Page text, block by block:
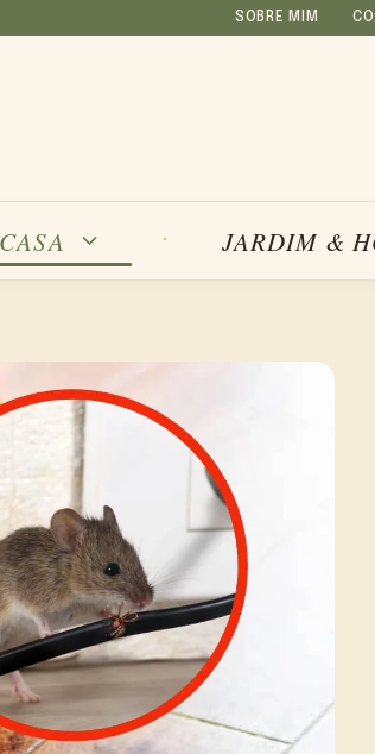
SOBRE MIM
JARDIM &